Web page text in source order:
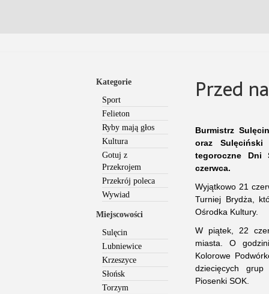
Kategorie
Sport
Felieton
Ryby mają głos
Kultura
Gotuj z
Przekrojem
Przekrój poleca
Wywiad
Miejscowości
Sulęcin
Lubniewice
Krzeszyce
Słońsk
Torzym
Przed
Burmistrz
oraz Sulęciński
tegoroczne Dni
czerwca.
Wyjątkowo 21
Turniej Brydża,
Ośrodka Kultury.
W piątek, 22
miasta. O
Kolorowe
dziecięcych
Piosenki SOK.